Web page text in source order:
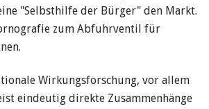
"Selbsthilfe der Bürger" den Markt.
zum Abfuhrventil für
Wirkungsforschung, vor allem
eindeutig direkte Zusammenhänge